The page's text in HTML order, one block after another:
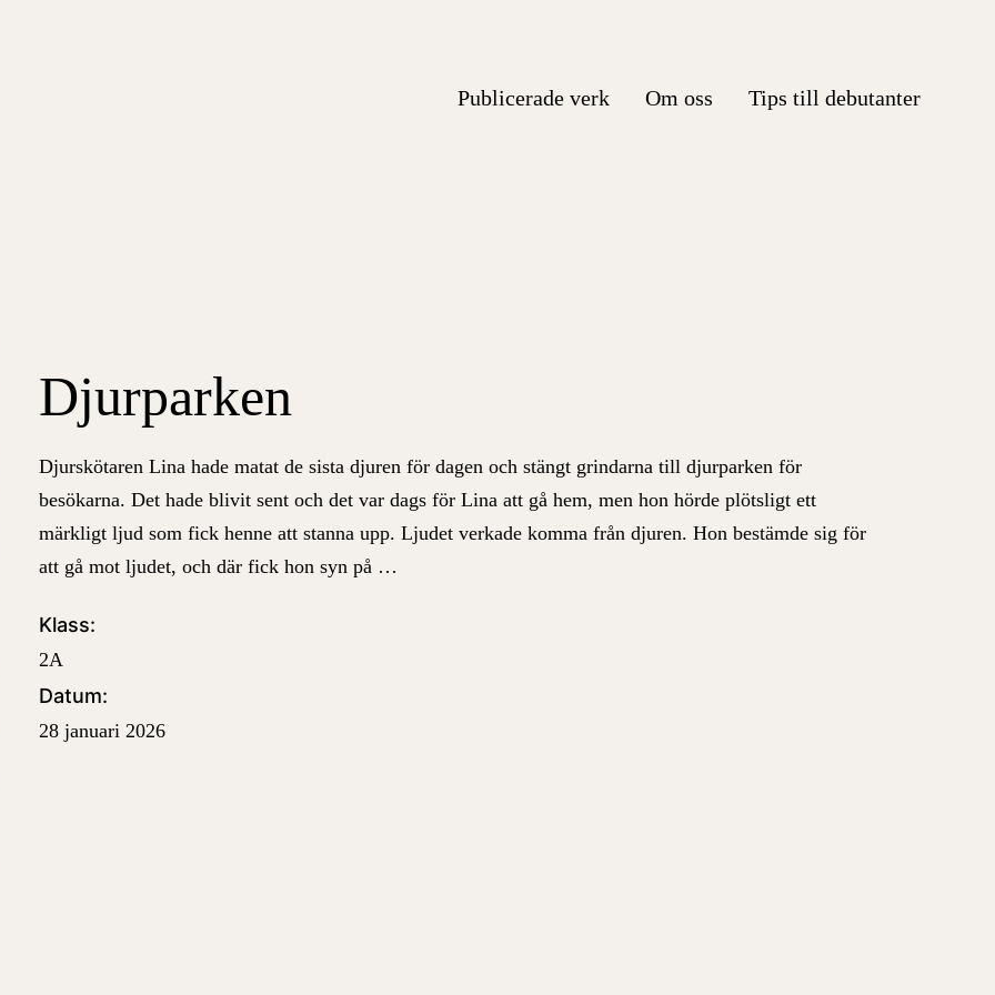
Publicerade verk Om oss Tips till debutanter
Djurparken
Djurskötaren Lina hade matat de sista djuren för dagen och stängt grindarna till djurparken för
besökarna. Det hade blivit sent och det var dags för Lina att gå hem, men hon hörde plötsligt ett
märkligt ljud som fick henne att stanna upp. Ljudet verkade komma från djuren. Hon bestämde sig för
att gå mot ljudet, och där fick hon syn på …
Klass:
2A
Datum:
28 januari 2026